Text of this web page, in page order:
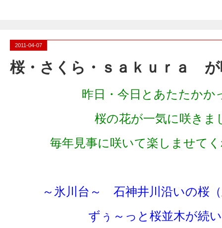
2011-04-07
桜・さくら・ｓａｋｕｒａ
昨日・今日とあたたかか
桜の花が一気に咲きま
毎年見事に咲いて楽しませて
～氷川台～ 石神井川沿いの桜
ずぅ～っと桜並木が続